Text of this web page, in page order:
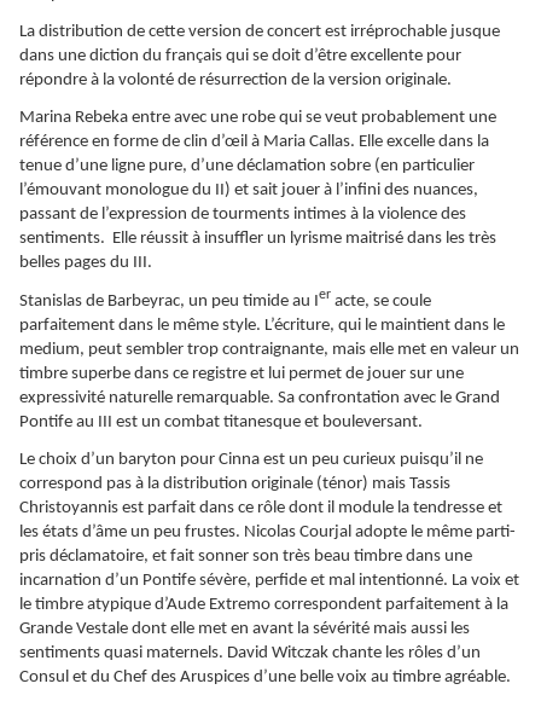
La distribution de cette version de concert est irréprochable jusque
dans une diction du français qui se doit d’être excellente pour
répondre à la volonté de résurrection de la version originale.
Marina Rebeka entre avec une robe qui se veut probablement une
référence en forme de clin d’œil à Maria Callas. Elle excelle dans la
tenue d’une ligne pure, d’une déclamation sobre (en particulier
l’émouvant monologue du II) et sait jouer à l’infini des nuances,
passant de l’expression de tourments intimes à la violence des
sentiments. Elle réussit à insuffler un lyrisme maitrisé dans les très
belles pages du III.
Stanislas de Barbeyrac, un peu timide au I er acte, se coule
parfaitement dans le même style. L’écriture, qui le maintient dans le
medium, peut sembler trop contraignante, mais elle met en valeur un
timbre superbe dans ce registre et lui permet de jouer sur une
expressivité naturelle remarquable. Sa confrontation avec le Grand
Pontife au III est un combat titanesque et bouleversant.
Le choix d’un baryton pour Cinna est un peu curieux puisqu’il ne
correspond pas à la distribution originale (ténor) mais Tassis
Christoyannis est parfait dans ce rôle dont il module la tendresse et
les états d’âme un peu frustes. Nicolas Courjal adopte le même parti-
pris déclamatoire, et fait sonner son très beau timbre dans une
incarnation d’un Pontife sévère, perfide et mal intentionné. La voix et
le timbre atypique d’Aude Extremo correspondent parfaitement à la
Grande Vestale dont elle met en avant la sévérité mais aussi les
sentiments quasi maternels. David Witczak chante les rôles d’un
Consul et du Chef des Aruspices d’une belle voix au timbre agréable.